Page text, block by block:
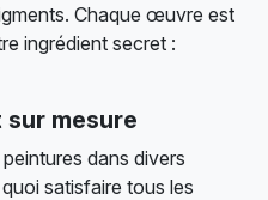
Chaque œuvre est
ingrédient secret :
mesure
dans divers
satisfaire tous les